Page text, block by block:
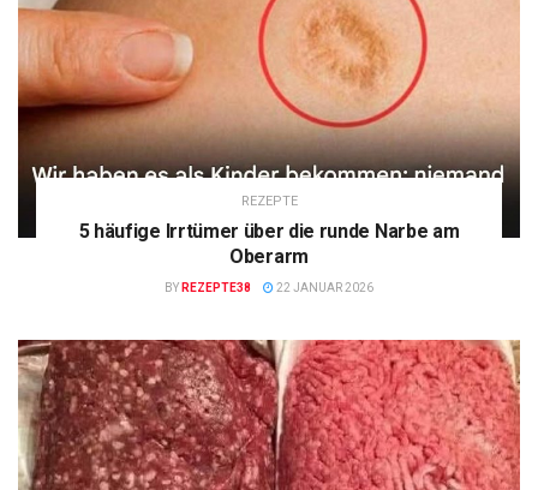
REZEPTE
5 häufige Irrtümer über die runde Narbe am
Oberarm
BY REZEPTE38 22 JANUAR 2026